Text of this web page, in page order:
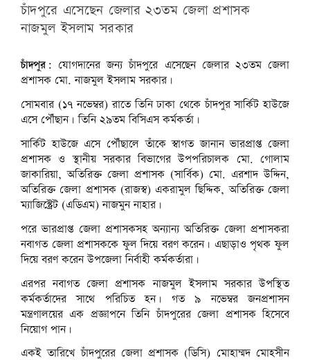
চাঁদপুরে এসেছেন জেলার ২৩তম জেলা প্রশাসক
নাজমুল ইসলাম সরকার
চাঁদপুর: যোগদানের জন্য চাঁদপুরে এসেছেন জেলার ২৩তম জেলা
প্রশাসক মো. নাজমুল ইসলাম সরকার।
সোমবার (১৭ নভেম্বর) রাতে তিনি ঢাকা থেকে চাঁদপুর সার্কিট হাউজে
এসে পৌঁছান। তিনি ২৯তম বিসিএস কর্মকর্তা।
সার্কিট হাউজে এসে পৌঁছালে তাঁকে স্বাগত জানান ভারপ্রাপ্ত জেলা
প্রশাসক ও স্থানীয় সরকার বিভাগের উপপরিচালক মো. গোলাম
জাকারিয়া, অতিরিক্ত জেলা প্রশাসক (সার্বিক) মো. এরশাদ উদ্দিন,
অতিরিক্ত জেলা প্রশাসক (রাজস্ব) একরামুল ছিদ্দিক, অতিরিক্ত জেলা
ম্যাজিস্ট্রেট (এডিএম) নাজমুন নাহার।
পরে ভারপ্রাপ্ত জেলা প্রশাসকসহ অন্যান্য অতিরিক্ত জেলা প্রশাসকরা
নবাগত জেলা প্রশাসককে ফুল দিয়ে বরণ করেন। এছাড়াও পৃথক ফুল
দিয়ে বরণ করেন উপজেলা নির্বাহী কর্মকর্তারা।
এরপর নবাগত জেলা প্রশাসক নাজমুল ইসলাম সরকার উপস্থিত
কর্মকর্তাদের সাথে পরিচিত হন। গত ৯ নভেম্বর জনপ্রশাসন
মন্ত্রণালয়ের এক প্রজ্ঞাপনে তিনি চাঁদপুরের জেলা প্রশাসক হিসেবে
নিয়োগ পান।
একই তারিখে চাঁদপুরের জেলা প্রশাসক (ডিসি) মোহাম্মদ মোহসীন